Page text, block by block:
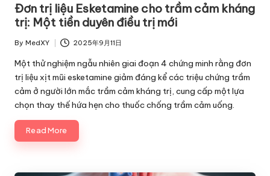
Đơn trị liệu Esketamine cho trầm cảm kháng
trị: Một tiền duyên điều trị mới
Posted
by
By MedXY 2025年9月11日
Một thử nghiệm ngẫu nhiên giai đoạn 4 chứng minh rằng đơn
trị liệu xịt mũi esketamine giảm đáng kể các triệu chứng trầm
cảm ở người lớn mắc trầm cảm kháng trị, cung cấp một lựa
chọn thay thế hứa hẹn cho thuốc chống trầm cảm uống.
Read More